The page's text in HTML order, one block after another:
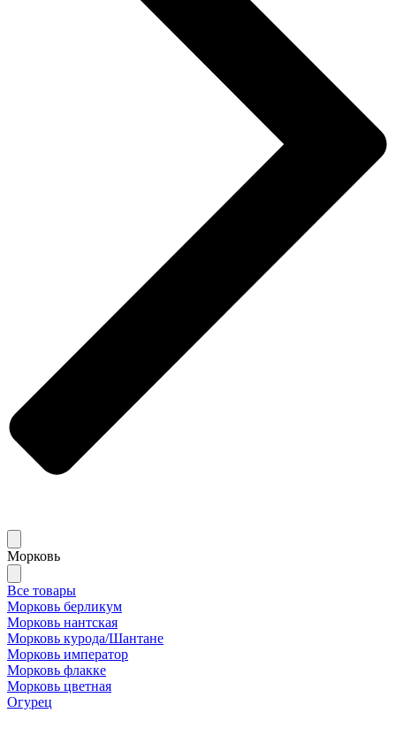
Морковь
Все товары
Морковь берликум
Морковь нантская
Морковь курода/Шантане
Морковь император
Морковь флакке
Морковь цветная
Огурец